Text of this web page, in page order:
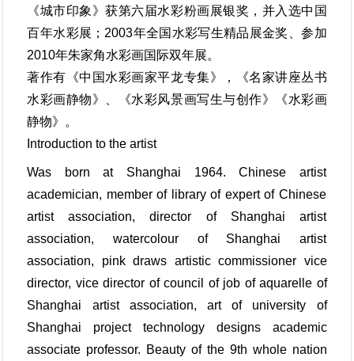
《城市印象》获第六届水彩粉画展银奖，并入选中国
百年水彩展；2003年全国水彩写生精品展金奖、参加
2010年朱家角水彩画国际双年展。
著作有《中国水彩画家平龙专集》，《名家讲座丛书
水彩画静物》、《水彩风景画写生与创作》《水彩画
静物》。
Introduction to the artist
Was born at Shanghai 1964. Chinese artist
academician, member of library of expert of Chinese
artist association, director of Shanghai artist
association, watercolour of Shanghai artist
association, pink draws artistic commissioner vice
director, vice director of council of job of aquarelle of
Shanghai artist association, art of university of
Shanghai project technology designs academic
associate professor. Beauty of the 9th whole nation